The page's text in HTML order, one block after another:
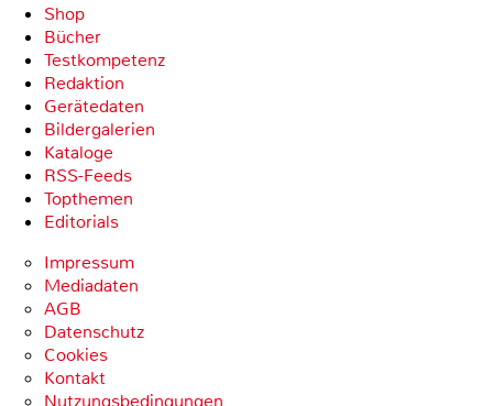
Shop
Bücher
Testkompetenz
Redaktion
Gerätedaten
Bildergalerien
Kataloge
RSS-Feeds
Topthemen
Editorials
Impressum
Mediadaten
AGB
Datenschutz
Cookies
Kontakt
Nutzungsbedingungen